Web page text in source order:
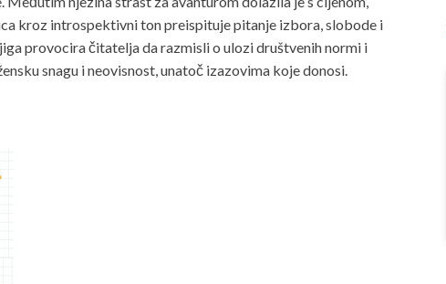
kroz introspektivni ton preispituje pitanje izbora, slobode i
provocira čitatelja da razmisli o ulozi društvenih normi i
snagu i neovisnost, unatoč izazovima koje donosi.